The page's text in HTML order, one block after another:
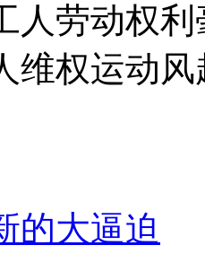
人劳动权
维权运动
的大逼迫